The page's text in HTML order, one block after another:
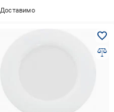
Доставимо